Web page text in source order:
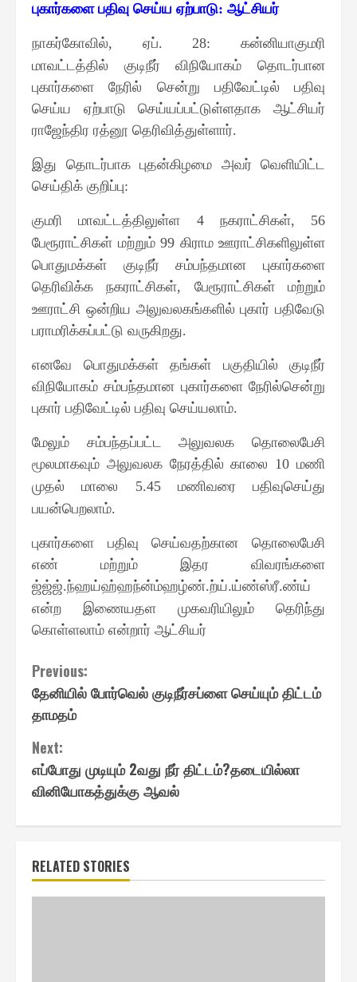
புகார்களை பதிவு செய்ய ஏற்பாடு: ஆட்சியர்
நாகர்கோவில், ஏப். 28:கன்னியாகுமரி
மாவட்டத்தில் குடிநீர் விநியோகம் தொடர்பான
புகார்களை நேரில் சென்று பதிவேட்டில் பதிவு
செய்ய ஏற்பாடு செய்யப்பட்டுள்ளதாக ஆட்சியர்
ராஜேந்திர ரத்னூ தெரிவித்துள்ளார்.
இது தொடர்பாக புதன்கிழமை அவர் வெளியிட்ட
செய்திக் குறிப்பு:
குமரி மாவட்டத்திலுள்ள 4 நகராட்சிகள், 56
பேரூராட்சிகள் மற்றும் 99 கிராம ஊராட்சிகளிலுள்ள
பொதுமக்கள் குடிநீர் சம்பந்தமான புகார்களை
தெரிவிக்க நகராட்சிகள், பேரூராட்சிகள் மற்றும்
ஊராட்சி ஒன்றிய அலுவலகங்களில் புகார் பதிவேடு
பராமரிக்கப்பட்டு வருகிறது.
எனவே பொதுமக்கள் தங்கள் பகுதியில் குடிநீர்
விநியோகம் சம்பந்தமான புகார்களை நேரில்சென்று
புகார் பதிவேட்டில் பதிவு செய்யலாம்.
மேலும் சம்பந்தப்பட்ட அலுவலக தொலைபேசி
மூலமாகவும் அலுவலக நேரத்தில் காலை 10மணி
முதல் மாலை
5.45 மணிவரை பதிவுசெய்து
பயன்பெறலாம்.
புகார்களை பதிவு செய்வதற்கான தொலைபேசி
எண் மற்றும் இதர விவரங்களை
ஜ்ஜ்ஜ்.ந்ஹய்ஹ்ஹந்ன்ம்ஹழ்ண்.ற்ய்.ய்ண்ஸ்ரீ.ண்ய்
என்ற இணையதள முகவரியிலும் தெரிந்து
கொள்ளலாம் என்றார் ஆட்சியர்
Continue
Reading
Previous:
தேனியில் போர்வெல் குடிநீர்சப்ளை செய்யும் திட்டம்
தாமதம்
Next:
எப்போது முடியும் 2வது நீர் திட்டம்?தடையில்லா
வினியோகத்துக்கு ஆவல்
RELATED STORIES